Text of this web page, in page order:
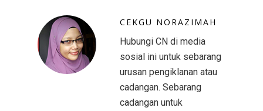
CEKGU NORAZIMAH
Hubungi CN di media
sosial ini untuk sebarang
urusan pengiklanan atau
cadangan. Sebarang
cadangan untuk